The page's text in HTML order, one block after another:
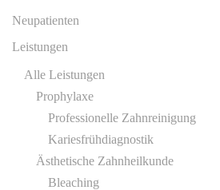
Neupatienten
Leistungen
Alle Leistungen
Prophylaxe
Professionelle Zahnreinigung
Kariesfrühdiagnostik
Ästhetische Zahnheilkunde
Bleaching